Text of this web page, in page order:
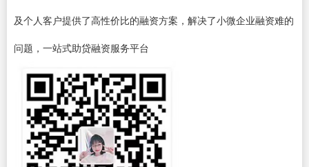
及个人客户提供了高性价比的融资方案，解决了小微企业融资难的
问题，一站式助贷融资服务平台